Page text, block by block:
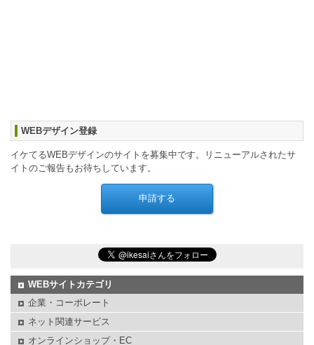
WEBデザイン登録
イケてるWEBデザインのサイトを募集中です。リニューアルされたサ
イトのご報告もお待ちしています。
WEBサイトカテゴリ
企業・コーポレート
ネット関連サービス
オンラインショップ・EC